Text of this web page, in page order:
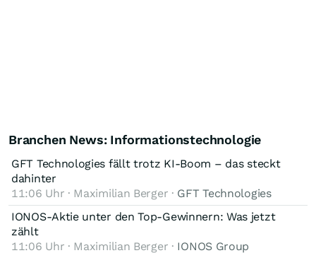
Branchen News: Informationstechnologie
GFT Technologies fällt trotz KI-Boom – das steckt
dahinter
11:06 Uhr · Maximilian Berger · GFT Technologies
IONOS-Aktie unter den Top-Gewinnern: Was jetzt
zählt
11:06 Uhr · Maximilian Berger · IONOS Group